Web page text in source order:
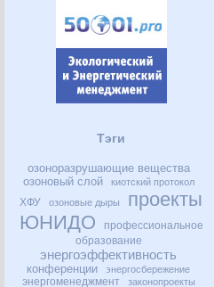
Тэги
озоноразрушающие вещества
озоновый слой
киотский протокол
ХФУ озоновые дыры
проекты
ЮНИДО
профессиональное
образование
энергоэффективность
конференции энергосбережение
энергоменеджмент законопроекты